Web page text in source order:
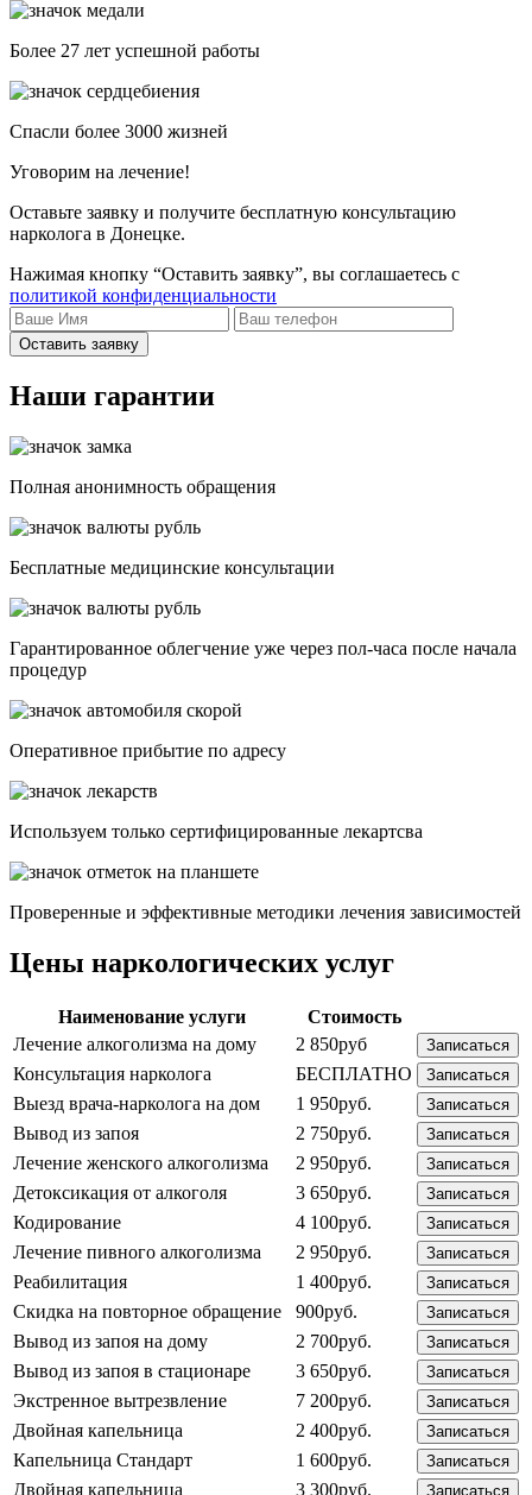
Более 27 лет успешной работы
Спасли более 3000 жизней
Уговорим на лечение!
Оставьте заявку и получите бесплатную консультацию
нарколога в Донецке.
Нажимая кнопку “Оставить заявку”, вы соглашаетесь с
политикой конфиденциальности
Оставить заявку
Наши гарантии
Полная анонимность обращения
Бесплатные медицинские консультации
Гарантированное облегчение уже через пол-часа после начала
процедур
Опеpативное прибытие по адресу
Используем только сертифицированные лекартсва
Проверенные и эффективные методики лечения зависимостей
Цены наркологических услуг
Наименование услуги
Стоимость
Лечение алкоголизма на дому
2 850руб Записаться
Консультация нарколога БЕСПЛАТНО Записаться
Выезд врача-нарколога на дом 1 950руб. Записаться
Вывод из запоя 2 750руб. Записаться
Лечение женского алкоголизма 2 950руб. Записаться
Детоксикация от алкоголя 3 650руб. Записаться
Кодирование 4 100руб. Записаться
Лечение пивного алкоголизма 2 950руб. Записаться
Реабилитация 1 400руб. Записаться
Скидка на повторное обращение 900руб. Записаться
Вывод из запоя на дому 2 700руб. Записаться
Вывод из запоя в стационаре 3 650руб. Записаться
Экстренное вытрезвление 7 200руб. Записаться
Двойная капельница 2 400руб. Записаться
Капельница Стандарт 1 600руб. Записаться
Двойная капельница 3 300руб. Записаться